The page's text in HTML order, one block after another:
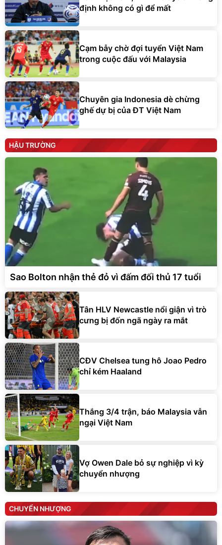
định không có gì để mất
Cạm bẫy chờ đợi tuyển Việt Nam
trong cuộc đấu với Malaysia
Chuyên gia Indonesia dè chừng
ghế dự bị của ĐT Việt Nam
HẬU TRƯỜNG
Sao Bolton nhận thẻ đỏ vì đấm đối thủ 17 tuổi
Tân HLV Newcastle nổi giận vì trò
cưng bị đốn ngã ngày ra mắt
CĐV Chelsea tung hô Joao Pedro
chỉ kém Haaland
Thắng 3/4 trận, báo Malaysia vẫn
ngại Việt Nam
Vợ Owen Dale bỏ sự nghiệp vì kỳ
chuyển nhượng
CHUYỂN NHƯỢNG